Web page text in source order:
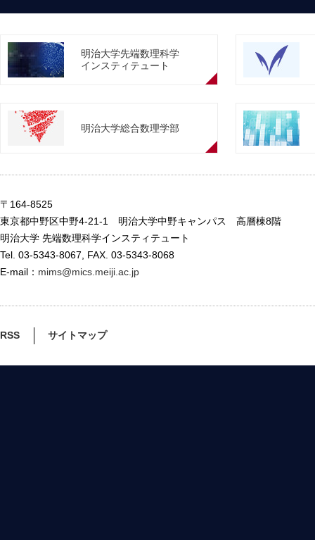
明治大学先端数理科学
インスティテュート
明治大学総合数理学部
〒164-8525
東京都中野区中野4-21-1 明治大学中野キャンパス 高層棟8階
明治大学 先端数理科学インスティテュート
Tel. 03-5343-8067, FAX. 03-5343-8068
E-mail： mims@mics.meiji.ac.jp
RSS サイトマップ